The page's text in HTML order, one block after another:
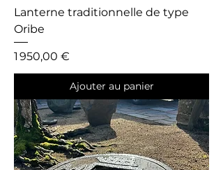
Lanterne traditionnelle de type
Oribe
Prix
1 950,00 €
Ajouter au panier